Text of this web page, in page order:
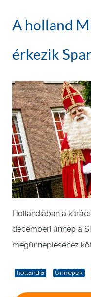
A holland
érkezik
Hollandiában a
decemberi ünnep a
megünnepléséhez
hollandia Ünnepek